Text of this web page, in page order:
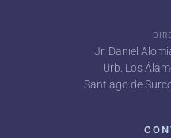
Jr. Daniel
Urb. Los
Santiago de